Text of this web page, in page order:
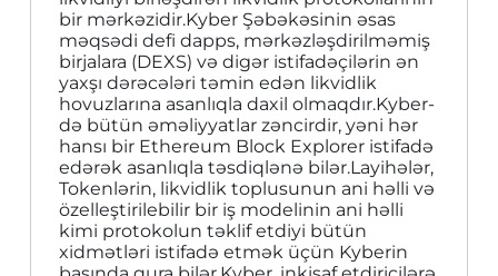
bir mərkəzidir.Kyber Şəbəkəsinin əsas
məqsədi defi dapps, mərkəzləşdirilməmiş
birjalara (DEXS) və digər istifadəçilərin ən
yaxşı dərəcələri təmin edən likvidlik
hovuzlarına asanlıqla daxil olmaqdır.Kyber-
də bütün əməliyyatlar zəncirdir, yəni hər
hansı bir Ethereum Block Explorer istifadə
edərək asanlıqla təsdiqlənə bilər.Layihələr,
Tokenlərin, likvidlik toplusunun ani həlli və
özelleştirilebilir bir iş modelinin ani həlli
kimi protokolun təklif etdiyi bütün
xidmətləri istifadə etmək üçün Kyberin